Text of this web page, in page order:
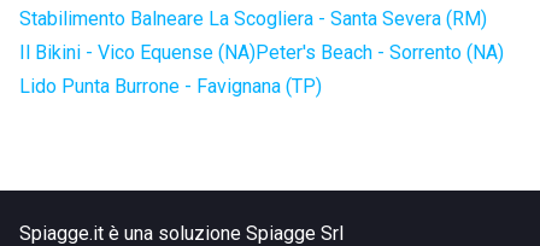
Stabilimento Balneare La Scogliera - Santa Severa (RM)
Il Bikini - Vico Equense (NA)Peter's Beach - Sorrento (NA)
Lido Punta Burrone - Favignana (TP)
Spiagge.it è una soluzione Spiagge Srl